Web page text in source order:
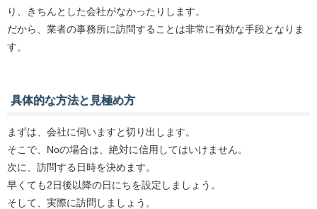
り、きちんとした会社がなかったりします。
だから、業者の事務所に訪問することは非常に有効な手段となりま
す。
具体的な方法と見極め方
まずは、会社に伺いますと切り出します。
そこで、Noの場合は、絶対に信用してはいけません。
次に、訪問する日時を決めます。
早くても2日後以降の日にちを設定しましょう。
そして、実際に訪問しましょう。